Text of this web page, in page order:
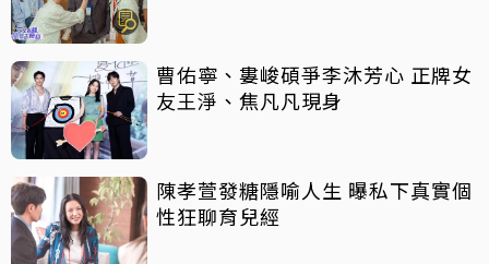
曹佑寧、婁峻碩爭李沐芳心 正牌女
友王淨、焦凡凡現身
陳孝萱發糖隱喻人生 曝私下真實個
性狂聊育兒經